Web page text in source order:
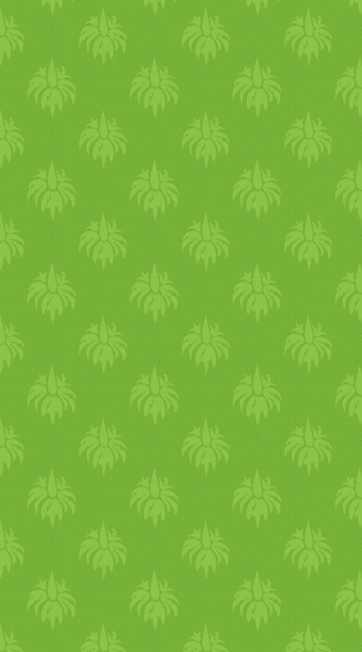
kovászos kenyeret, és
morzsolhatunk a
tetejére érlelt manchego
vagy jó minőségű fetát,
esetleg krémfehér sajtot.